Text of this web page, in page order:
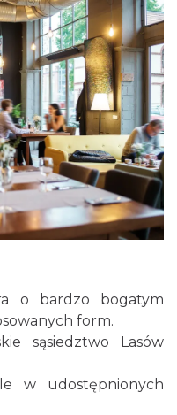
o bardzo bogatym
form.
sąsiedztwo Lasów
w udostępnionych